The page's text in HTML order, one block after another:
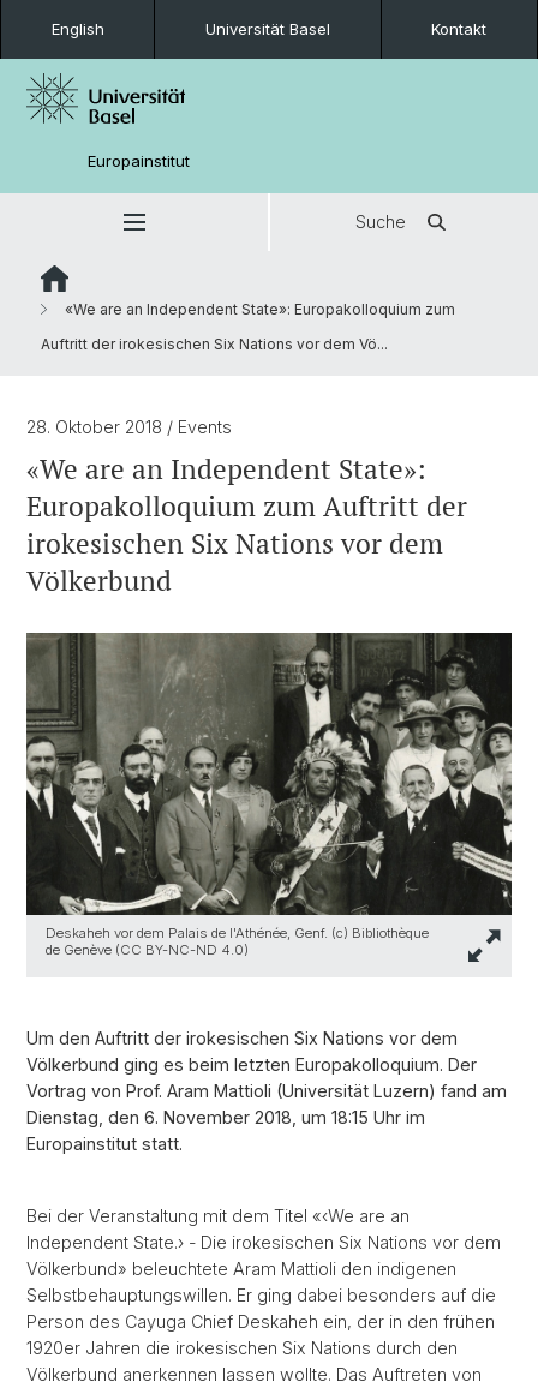
English Universität Basel Kontakt
Europainstitut
Suche
«We are an Independent State»: Europakolloquium zum
Auftritt der irokesischen Six Nations vor dem Vö...
28. Oktober 2018 / Events
«We are an Independent State»:
Europakolloquium zum Auftritt der
irokesischen Six Nations vor dem
Völkerbund
Deskaheh vor dem Palais de l'Athénée, Genf. (c) Bibliothèque
de Genève (CC BY-NC-ND 4.0)
Um den Auftritt der irokesischen Six Nations vor dem
Völkerbund ging es beim letzten Europakolloquium. Der
Vortrag von Prof. Aram Mattioli (Universität Luzern) fand am
Dienstag, den 6. November 2018, um 18:15 Uhr im
Europainstitut statt.
Bei der Veranstaltung mit dem Titel «‹We are an
Independent State.› - Die irokesischen Six Nations vor dem
Völkerbund» beleuchtete Aram Mattioli den indigenen
Selbstbehauptungswillen. Er ging dabei besonders auf die
Person des Cayuga Chief Deskaheh ein, der in den frühen
1920er Jahren die irokesischen Six Nations durch den
Völkerbund anerkennen lassen wollte. Das Auftreten von